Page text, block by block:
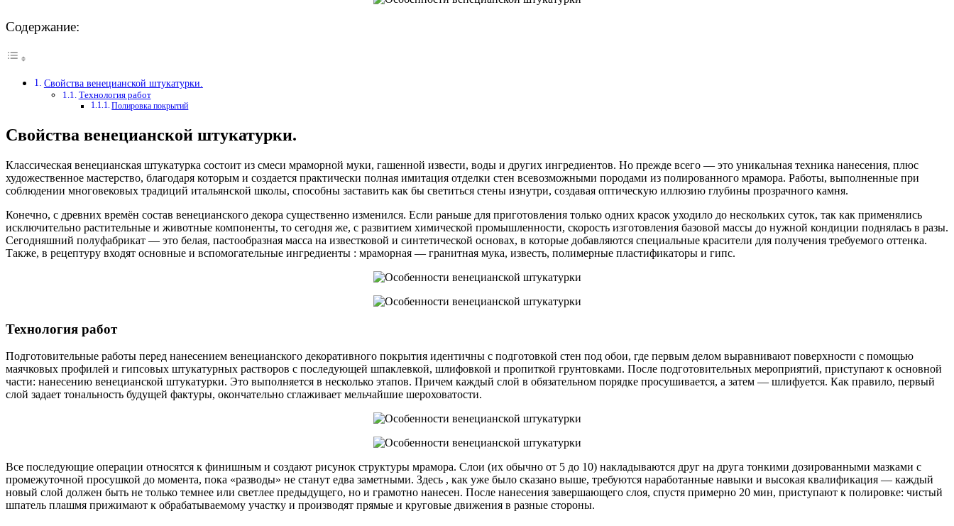
Содержание:
Свойства венецианской штукатурки.
Технология работ
Полировка покрытий
Свойства венецианской штукатурки.
Классическая венецианская штукатурка состоит из смеси мраморной муки, гашенной извести, воды и других ингредиентов. Но прежде всего — это уникальная техника нанесения, плюс
художественное мастерство, благодаря которым и создается практически полная имитация отделки стен всевозможными породами из полированного мрамора. Работы, выполненные при
соблюдении многовековых традиций итальянской школы, способны заставить как бы светиться стены изнутри, создавая оптическую иллюзию глубины прозрачного камня.
Конечно, с древних времён состав венецианского декора существенно изменился. Если раньше для приготовления только одних красок уходило до нескольких суток, так как применялись
исключительно растительные и животные компоненты, то сегодня же, с развитием химической промышленности, скорость изготовления базовой массы до нужной кондиции поднялась в разы.
Сегодняшний полуфабрикат — это белая, пастообразная масса на известковой и синтетической основах, в которые добавляются специальные красители для получения требуемого оттенка.
Также, в рецептуру входят основные и вспомогательные ингредиенты : мраморная — гранитная мука, известь, полимерные пластификаторы и гипс.
Технология работ
Подготовительные работы перед нанесением венецианского декоративного покрытия идентичны с подготовкой стен под обои, где первым делом выравнивают поверхности с помощью
маячковых профилей и гипсовых штукатурных растворов с последующей шпаклевкой, шлифовкой и пропиткой грунтовками. После подготовительных мероприятий, приступают к основной
части: нанесению венецианской штукатурки. Это выполняется в несколько этапов. Причем каждый слой в обязательном порядке просушивается, а затем — шлифуется. Как правило, первый
слой задает тональность будущей фактуры, окончательно сглаживает мельчайшие шероховатости.
Все последующие операции относятся к финишным и создают рисунок структуры мрамора. Слои (их обычно от 5 до 10) накладываются друг на друга тонкими дозированными мазками с
промежуточной просушкой до момента, пока «разводы» не станут едва заметными. Здесь , как уже было сказано выше, требуются наработанные навыки и высокая квалификация — каждый
новый слой должен быть не только темнее или светлее предыдущего, но и грамотно нанесен. После нанесения завершающего слоя, спустя примерно 20 мин, приступают к полировке: чистый
шпатель плашмя прижимают к обрабатываемому участку и производят прямые и круговые движения в разные стороны.